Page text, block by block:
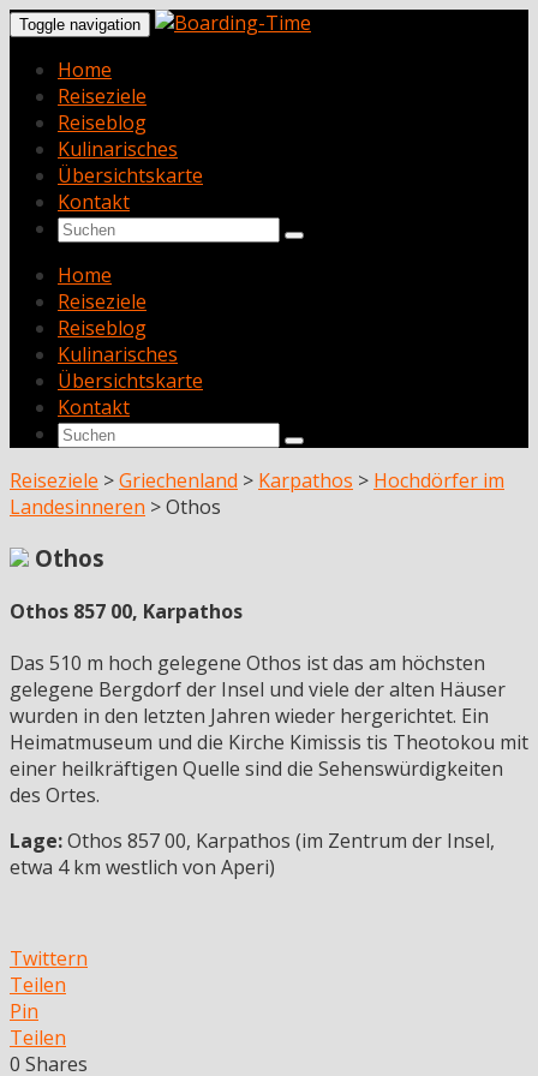
Toggle navigation
Home
Reiseziele
Reiseblog
Kulinarisches
Übersichtskarte
Kontakt
Home
Reiseziele
Reiseblog
Kulinarisches
Übersichtskarte
Kontakt
Reiseziele >Griechenland > Karpathos > Hochdörfer im
Landesinneren >Othos
Othos
Othos 857 00, Karpathos
Das 510 m hoch gelegene Othos ist das am höchsten
gelegene Bergdorf der Insel und viele der alten Häuser
wurden in den letzten Jahren wieder hergerichtet. Ein
Heimatmuseum und die Kirche Kimissis tis Theotokou mit
einer heilkräftigen Quelle sind die Sehenswürdigkeiten
des Ortes.
Lage:Othos 857 00, Karpathos (im Zentrum der Insel,
etwa 4 km westlich von Aperi)
Twittern
Teilen
Pin
Teilen
0 Shares